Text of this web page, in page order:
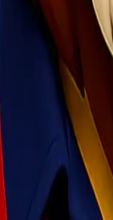
pengiriman reguler
beberapa tips yang bisa
risiko keterlambatan
kuat untuk melindungi
termasuk berat